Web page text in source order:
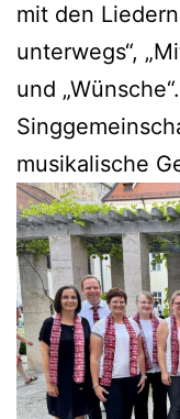
mit den
unterwegs“,
und
musikalische